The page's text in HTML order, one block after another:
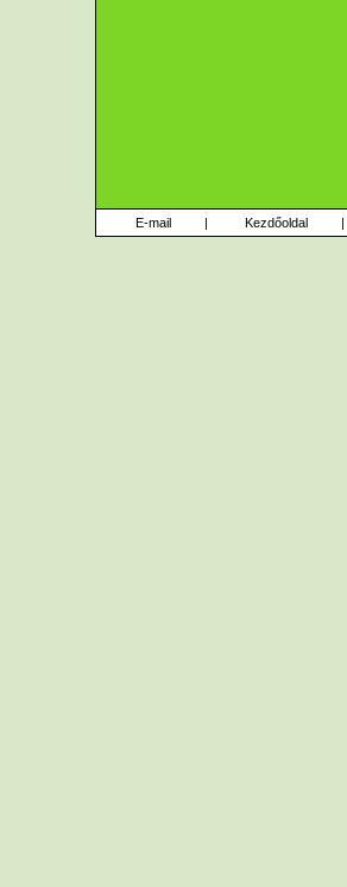
E-mail | Kezdőoldal |